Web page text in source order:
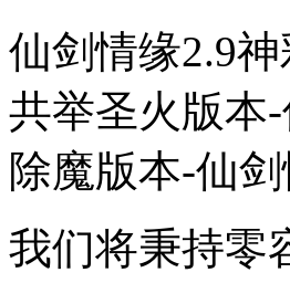
仙剑情缘2.9
共举圣火版本
除魔版本-仙
我们将秉持零